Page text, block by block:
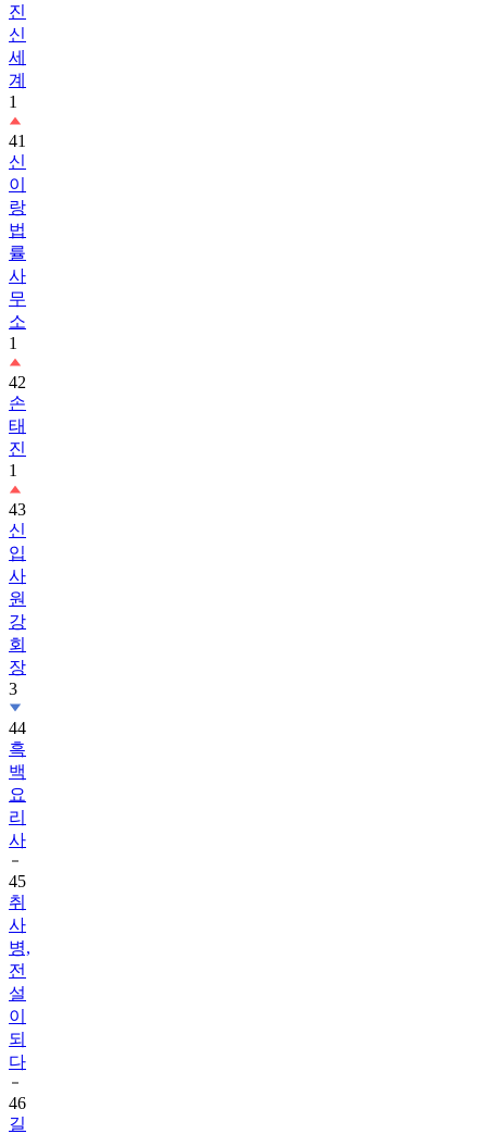
진
신
세
계
1
41
신
이
랑
법
률
사
무
소
1
42
손
태
진
1
43
신
입
사
원
강
회
장
3
44
흑
백
요
리
사
45
취
사
병,
전
설
이
되
다
46
길